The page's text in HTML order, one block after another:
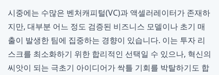
시중에는 수많은 벤처캐피털(VC)과 액셀러레이터가 존재하
지만, 대부분 어느 정도 검증된 비즈니스 모델이나 초기 매
출이 발생한 팀에 집중하는 경향이 있습니다. 이는 투자 리
스크를 최소화하기 위한 합리적인 선택일 수 있으나, 혁신의
씨앗이 되는 극초기 아이디어가 싹틀 기회를 박탈하기도 합